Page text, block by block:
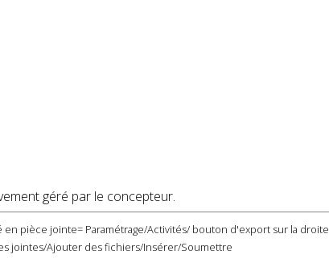
géré par le concepteur.
pièce jointe= Paramétrage/Activités/ bouton d'export sur la droite
jointes/Ajouter des fichiers/Insérer/Soumettre